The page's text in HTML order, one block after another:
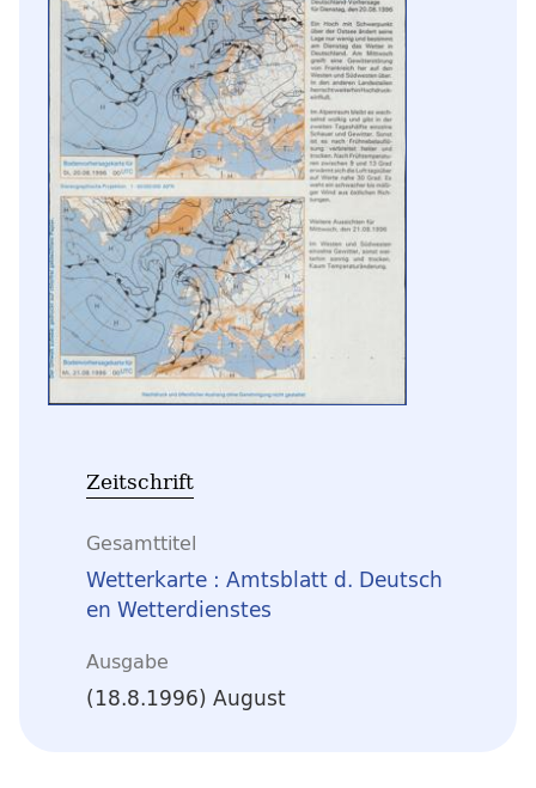
Zeitschrift
Gesamttitel
Wetterkarte : Amtsblatt d. Deutsch
en Wetterdienstes
Ausgabe
(18.8.1996) August